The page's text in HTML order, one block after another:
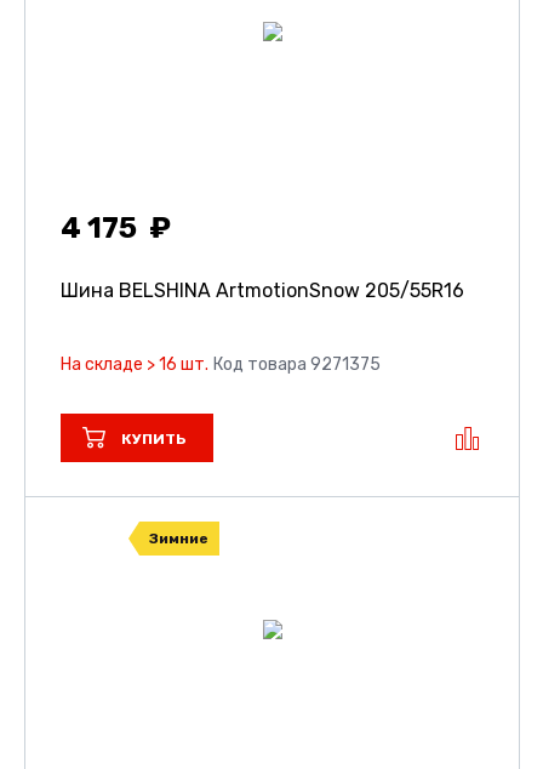
4 175
Шина BELSHINA ArtmotionSnow 205/55R16
На складе > 16 шт. Код товара 9271375
КУПИТЬ
Зимние